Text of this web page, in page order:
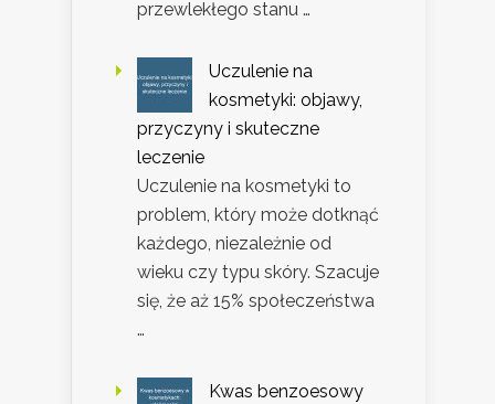
przewlekłego stanu …
Uczulenie na
kosmetyki: objawy,
przyczyny i skuteczne
leczenie
Uczulenie na kosmetyki to
problem, który może dotknąć
każdego, niezależnie od
wieku czy typu skóry. Szacuje
się, że aż 15% społeczeństwa
…
Kwas benzoesowy